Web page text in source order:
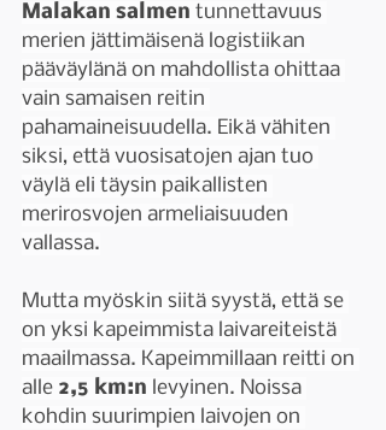
Malakan salmen tunnettavuus
merien jättimäisenä logistiikan
pääväylänä on mahdollista ohittaa
vain samaisen reitin
pahamaineisuudella. Eikä vähiten
siksi, että vuosisatojen ajan tuo
väylä eli täysin paikallisten
merirosvojen armeliaisuuden
vallassa.
Mutta myöskin siitä syystä, että se
on yksi kapeimmista laivareiteistä
maailmassa. Kapeimmillaan reitti on
alle 2,5 km:n levyinen. Noissa
kohdin suurimpien laivojen on